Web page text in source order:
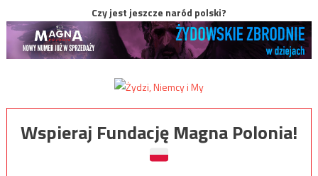
Czy jest jeszcze naród polski?
Wspieraj Fundację Magna Polonia!